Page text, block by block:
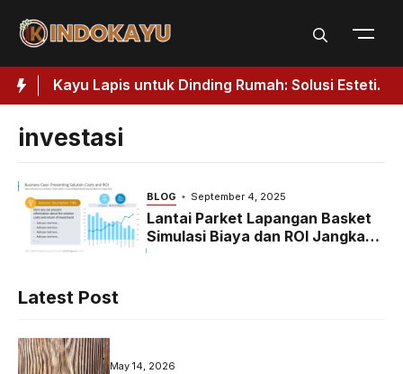
Kayu Lapis untuk Dinding Rumah: Solusi Estetik
& Fungsional
investasi
BLOG September 4, 2025
Lantai Parket Lapangan Basket
Simulasi Biaya dan ROI Jangka
Panjang
Latest Post
May 14, 2026